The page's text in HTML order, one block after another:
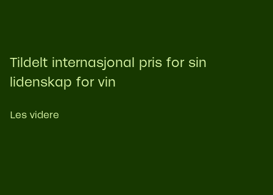
Tildelt internasjonal pris for sin
lidenskap for vin
Les videre